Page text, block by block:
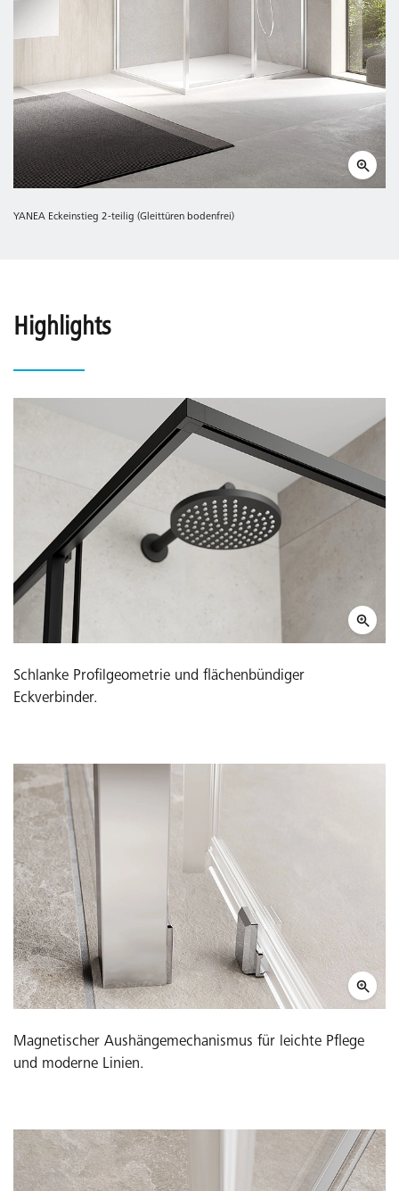
YANEA Eckeinstieg 2-teilig (Gleittüren bodenfrei)
Highlights
Schlanke Profilgeometrie und flächenbündiger
Eckverbinder.
Magnetischer Aushängemechanismus für leichte Pflege
und moderne Linien.